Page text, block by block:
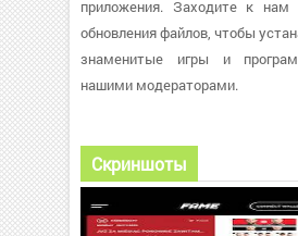
приложения. Заходите к
обновления файлов, чтобы
знаменитые игры и
нашими модераторами.
Скриншоты